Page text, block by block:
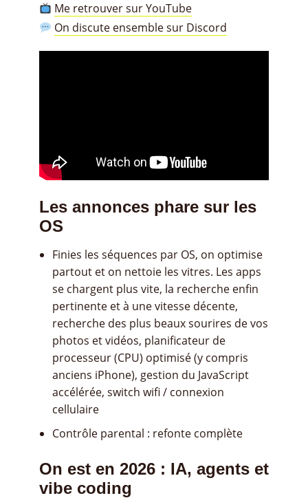
Me retrouver sur YouTube
On discute ensemble sur Discord
Les annonces phare sur les
OS
Finies les séquences par OS, on optimise
partout et on nettoie les vitres. Les apps
se chargent plus vite, la recherche enfin
pertinente et à une vitesse décente,
recherche des plus beaux sourires de vos
photos et vidéos, planificateur de
processeur (CPU) optimisé (y compris
anciens iPhone), gestion du JavaScript
accélérée, switch wifi / connexion
cellulaire
Contrôle parental : refonte complète
On est en 2026 : IA, agents et
vibe coding